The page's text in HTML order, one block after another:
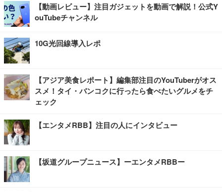
【動画レビュー】注目ガジェットを動画で解説！公式Y
ouTubeチャンネル
10G光回線導入レポ
【アジア美食レポート】編集部注目のYouTuberがオス
スメ！タイ・バンコクに行ったら食べたいグルメをチ
ェック
【エンタメRBB】注目の人にインタビュー
【坂道グループニュース】ーエンタメRBBー